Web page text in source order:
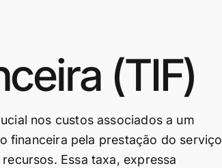
(TIF)
nos custos associados a um
financeira pela prestação do serviço
Essa taxa, expressa